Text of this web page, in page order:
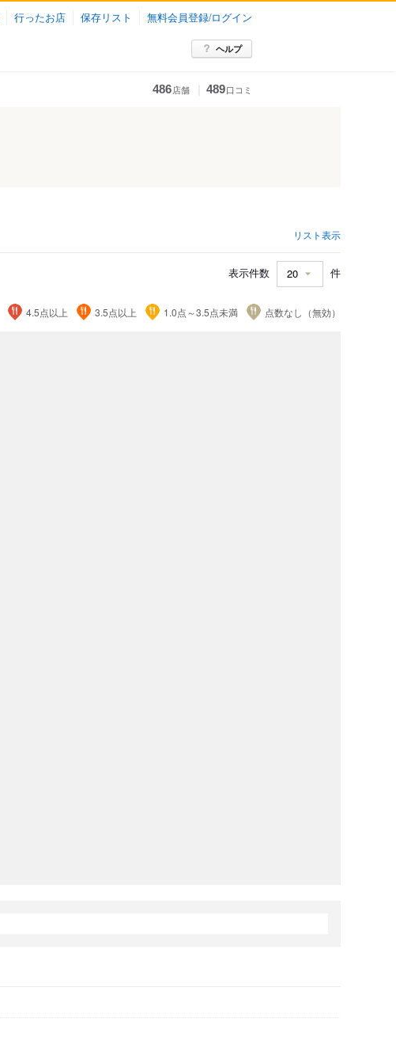
行ったお店 保存リスト 無料会員登録/ログイン
ヘルプ
486店舗 489口コミ
リスト表示
表示件数 件
4.5点以上 3.5点以上 1.0点～3.5点未満 点数なし（無効）